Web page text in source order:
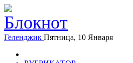
Геленджик Пятница, 10 Января